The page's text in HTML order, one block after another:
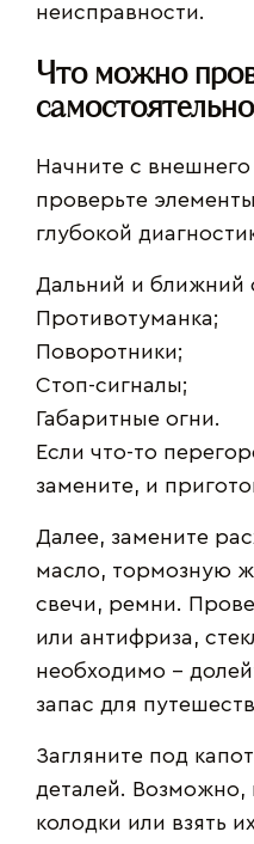
неисправности.
Что можно
Начните с
проверьте
глубокой
Дальний и ближний
Противотуманка;
Поворотники;
Стоп-сигналы;
Габаритные огни.
Если что-то
замените, и
Далее, замените
масло, тормозную
свечи, ремни.
или антифриза,
необходимо –
запас для
Загляните под
деталей. Возможно,
колодки или взять